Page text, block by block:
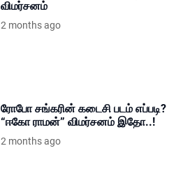
விமர்சனம்
2 months ago
ரோபோ சங்கரின் கடைசி படம் எப்படி?
“ஈகோ ராமன்” விமர்சனம் இதோ..!
2 months ago